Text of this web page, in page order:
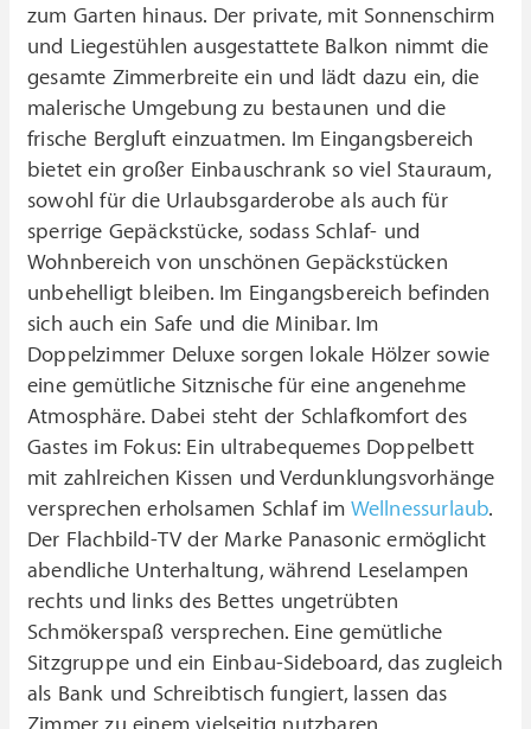
zum Garten hinaus. Der private, mit Sonnenschirm
und Liegestühlen ausgestattete Balkon nimmt die
gesamte Zimmerbreite ein und lädt dazu ein, die
malerische Umgebung zu bestaunen und die
frische Bergluft einzuatmen. Im Eingangsbereich
bietet ein großer Einbauschrank so viel Stauraum,
sowohl für die Urlaubsgarderobe als auch für
sperrige Gepäckstücke, sodass Schlaf- und
Wohnbereich von unschönen Gepäckstücken
unbehelligt bleiben. Im Eingangsbereich befinden
sich auch ein Safe und die Minibar. Im
Doppelzimmer Deluxe sorgen lokale Hölzer sowie
eine gemütliche Sitznische für eine angenehme
Atmosphäre. Dabei steht der Schlafkomfort des
Gastes im Fokus: Ein ultrabequemes Doppelbett
mit zahlreichen Kissen und Verdunklungsvorhänge
versprechen erholsamen Schlaf im Wellnessurlaub.
Der Flachbild-TV der Marke Panasonic ermöglicht
abendliche Unterhaltung, während Leselampen
rechts und links des Bettes ungetrübten
Schmökerspaß versprechen. Eine gemütliche
Sitzgruppe und ein Einbau-Sideboard, das zugleich
als Bank und Schreibtisch fungiert, lassen das